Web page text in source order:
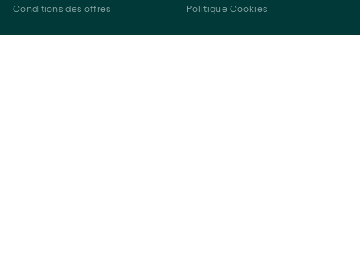
Conditions des offres
Politique Cookies